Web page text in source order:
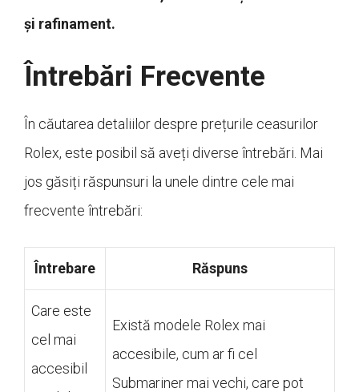
și rafinament.
Întrebări Frecvente
În căutarea detaliilor despre prețurile ceasurilor
Rolex, este posibil să aveți diverse întrebări. Mai
jos găsiți răspunsuri la unele dintre cele mai
frecvente întrebări:
Întrebare Răspuns
Care este
cel mai
accesibil
Există modele Rolex mai
accesibile, cum ar fi cel
Submariner mai vechi, care pot